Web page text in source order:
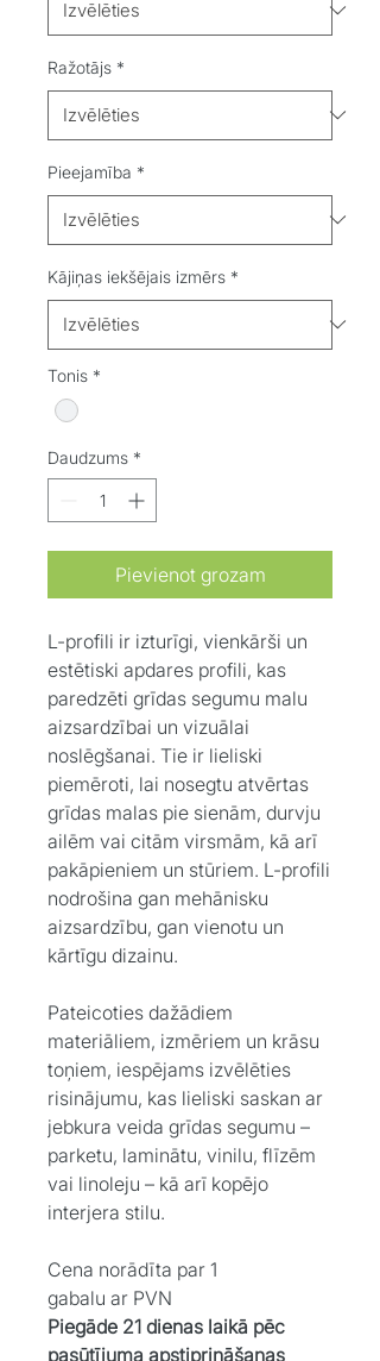
Ražotājs *
Pieejamība *
Kājiņas iekšējais izmērs *
Tonis *
Daudzums *
Pievienot grozam
L-profili ir izturīgi, vienkārši un
estētiski apdares profili, kas
paredzēti grīdas segumu malu
aizsardzībai un vizuālai
noslēgšanai. Tie ir lieliski
piemēroti, lai nosegtu atvērtas
grīdas malas pie sienām, durvju
ailēm vai citām virsmām, kā arī
pakāpieniem un stūriem. L-profili
nodrošina gan mehānisku
aizsardzību, gan vienotu un
kārtīgu dizainu.
Pateicoties dažādiem
materiāliem, izmēriem un krāsu
toņiem, iespējams izvēlēties
risinājumu, kas lieliski saskan ar
jebkura veida grīdas segumu –
parketu, laminātu, vinilu, flīzēm
vai linoleju – kā arī kopējo
interjera stilu.
Cena norādīta par 1
gabalu ar PVN
Piegāde 21 dienas laikā pēc
pasūtījuma apstiprināšanas